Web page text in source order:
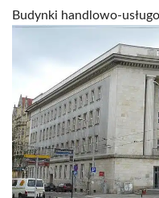
Budynki handlowo-